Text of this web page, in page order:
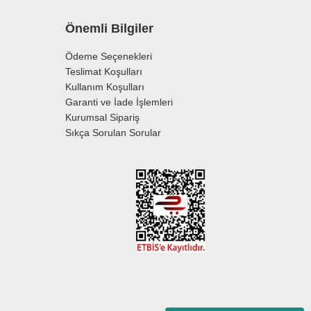
Önemli Bilgiler
Ödeme Seçenekleri
Teslimat Koşulları
Kullanım Koşulları
Garanti ve İade İşlemleri
Kurumsal Sipariş
Sıkça Sorulan Sorular